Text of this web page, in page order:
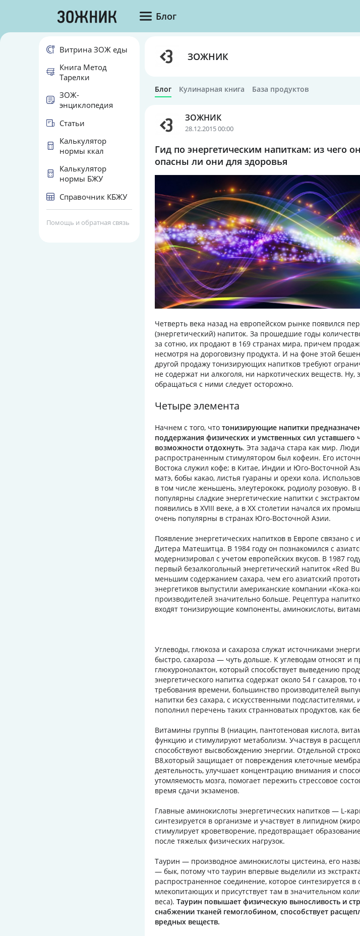
Блог
ЗОЖНИК
Блог Кулинарная книга База продуктов
ЗОЖНИК
28.12.2015 00:00
Гид по энергетическим напиткам: из чего
опасны ли они для здоровья
Четверть века назад на европейском рынке появился
(энергетический) напиток. За прошедшие годы
за сотню, их продают в 169 странах мира, причем
несмотря на дороговизну продукта. И на фоне этой
другой продажу тонизирующих напитков требуют
не содержат ни алкоголя, ни наркотических веществ. Ну,
обращаться с ними следует осторожно.
Четыре элемента
Начнем с того, что тонизирующие напитки
поддержания физических и умственных сил уставшего
возможности отдохнуть. Эта задача стара как мир.
распространенным стимулятором был кофеин. Его
Востока служил кофе; в Китае, Индии и Юго-Восточной
матэ, бобы какао, листья гуараны и орехи кола.
в том числе женьшень, элеутерококк, родиолу розовую.
популярны сладкие энергетические напитки с
появились в XVIII веке, а в ХХ столетии начался их
очень популярны в странах Юго-Восточной Азии.
Появление энергетических напитков в Европе связано
Дитера Матешитца. В 1984 году он познакомился с
модернизировал с учетом европейских вкусов. В 1987
первый безалкогольный энергетический напиток «Red
меньшим содержанием сахара, чем его азиатский
энергетиков выпустили американские компании «Кока-
производителей значительно больше. Рецептура
входят тонизирующие компоненты, аминокислоты,
Углеводы, глюкоза и сахароза служат источниками
быстро, сахароза — чуть дольше. К углеводам относят и
глюкуронолактон, который способствует выведению
энергетического напитка содержат около 54 г сахаров,
требования времени, большинство производителей
напитки без сахара, с искусственными подсластителями,
пополнил перечень таких странноватых продуктов, как
Витамины группы В (ниацин, пантотеновая кислота,
функцию и стимулируют метаболизм. Участвуя в
способствуют высвобождению энергии. Отдельной
В8,который защищает от повреждения клеточные
деятельность, улучшает концентрацию внимания и
утомляемость мозга, помогает пережить стрессовое
время сдачи экзаменов.
Главные аминокислоты энергетических напитков — L-
синтезируется в организме и участвует в липидном
стимулирует кроветворение, предотвращает
после тяжелых физических нагрузок.
Таурин — производное аминокислоты цистеина, его
— бык, потому что таурин впервые выделили из
распространенное соединение, которое синтезируется
млекопитающих и присутствует там в значительном
веса). Таурин повышает физическую выносливость и
снабжении тканей гемоглобином, способствует
вредных веществ.
Витрина ЗОЖ еды
Книга Метод
Тарелки
ЗОЖ-
энциклопедия
Статьи
Калькулятор
нормы ккал
Калькулятор
нормы БЖУ
Справочник КБЖУ
Помощь и обратная связь